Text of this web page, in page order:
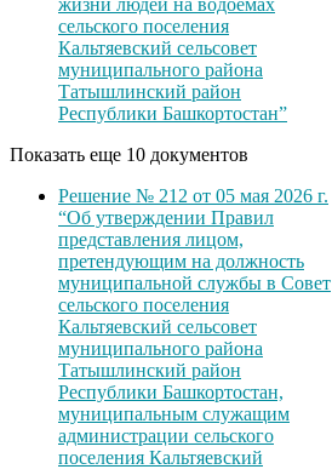
сельского поселения
Кальтяевский сельсовет
муниципального района
Татышлинский район
Республики Башкортостан”
Показать еще 10 документов
Решение № 212 от 05 мая 2026 г.
“Об утверждении Правил
представления лицом,
претендующим на должность
муниципальной службы в Совет
сельского поселения
Кальтяевский сельсовет
муниципального района
Татышлинский район
Республики Башкортостан,
муниципальным служащим
администрации сельского
поселения Кальтяевский